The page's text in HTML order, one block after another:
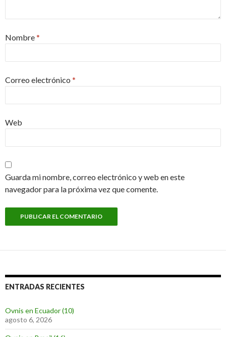
Nombre*
Correo electrónico *
Web
Guarda mi nombre, correo electrónico y web en este
navegador para la próxima vez que comente.
ENTRADAS RECIENTES
Ovnis en Ecuador (10)
agosto 6, 2026